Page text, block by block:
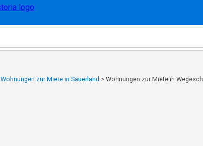
Wohnungen zur Miete in Sauerland > Wohnungen zur Miete in